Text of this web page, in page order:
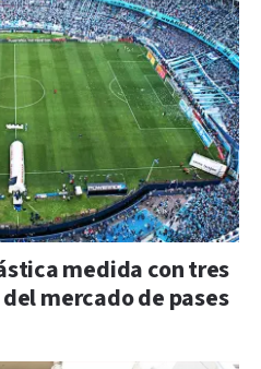
medida con tres
mercado de pases